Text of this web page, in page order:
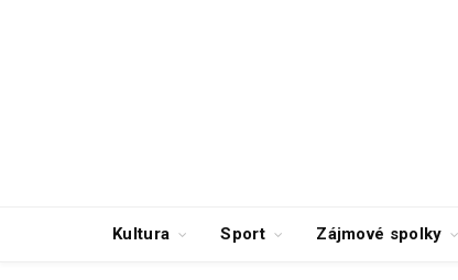
Kultura Sport Zájmové spolky